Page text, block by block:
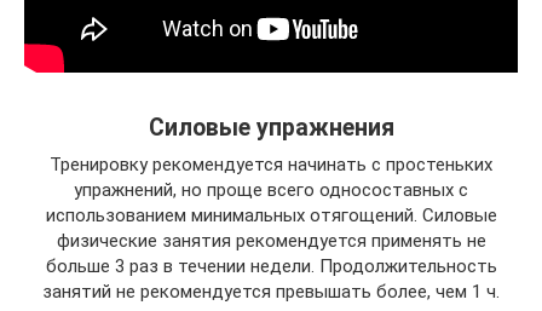
Силовые упражнения
Тренировку рекомендуется начинать с простеньких
упражнений, но проще всего односоставных с
использованием минимальных отягощений. Силовые
физические занятия рекомендуется применять не
больше 3 раз в течении недели. Продолжительность
занятий не рекомендуется превышать более, чем 1 ч.